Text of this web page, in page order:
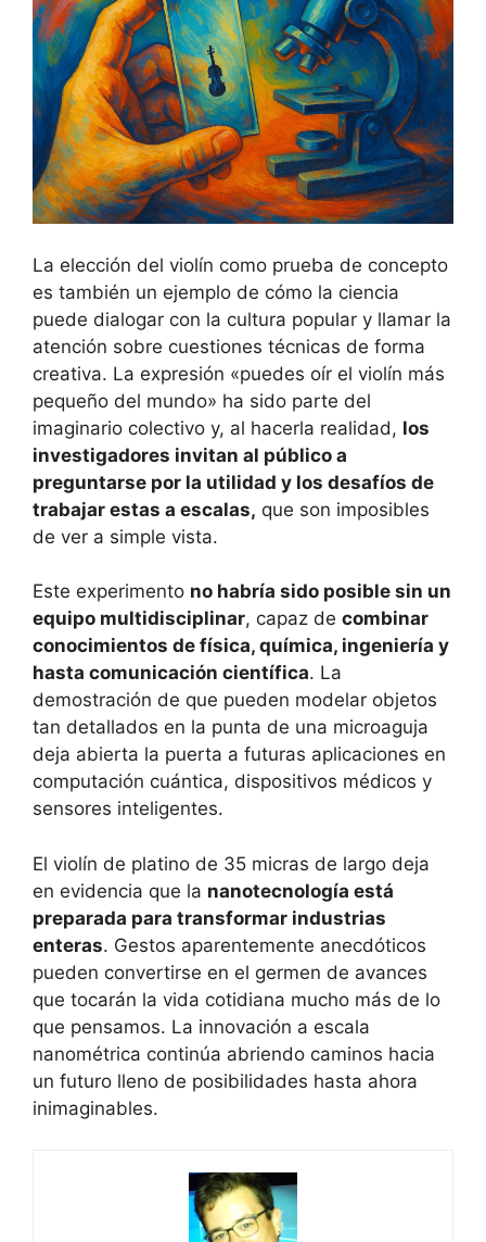
La elección del violín como prueba de concepto
es también un ejemplo de cómo la ciencia
puede dialogar con la cultura popular y llamar la
atención sobre cuestiones técnicas de forma
creativa. La expresión «puedes oír el violín más
pequeño del mundo» ha sido parte del
imaginario colectivo y, al hacerla realidad, los
investigadores invitan al público a
preguntarse por la utilidad y los desafíos de
trabajar estas a escalas, que son imposibles
de ver a simple vista.
Este experimento no habría sido posible sin un
equipo multidisciplinar, capaz de combinar
conocimientos de física, química, ingeniería y
hasta comunicación científica. La
demostración de que pueden modelar objetos
tan detallados en la punta de una microaguja
deja abierta la puerta a futuras aplicaciones en
computación cuántica, dispositivos médicos y
sensores inteligentes.
El violín de platino de 35 micras de largo deja
en evidencia que la nanotecnología está
preparada para transformar industrias
enteras. Gestos aparentemente anecdóticos
pueden convertirse en el germen de avances
que tocarán la vida cotidiana mucho más de lo
que pensamos. La innovación a escala
nanométrica continúa abriendo caminos hacia
un futuro lleno de posibilidades hasta ahora
inimaginables.